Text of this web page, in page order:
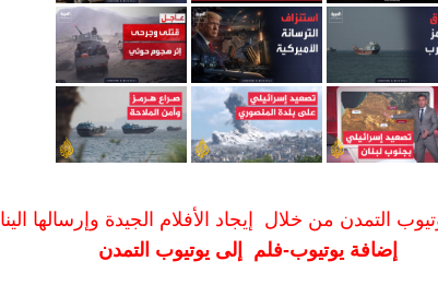
التمدن من خلال إيجاد الأفلام الجيدة وإرسالها الينا
إضافة يوتيوب-فلم إلى يوتيوب التمدن